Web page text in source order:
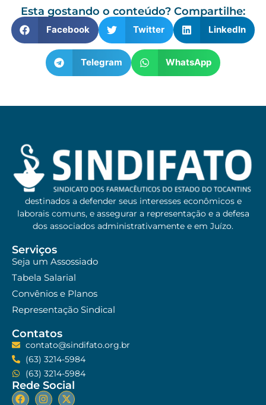
Esta gostando o conteúdo? Compartilhe:
Facebook Twitter LinkedIn
Telegram WhatsApp
destinados a defender seus interesses econômicos e
laborais comuns, e assegurar a representação e a defesa
dos associados administrativamente e em Juízo.
Serviços
Seja um Assossiado
Tabela Salarial
Convênios e Planos
Representação Sindical
Contatos
contato@sindifato.org.br
(63) 3214-5984
(63) 3214-5984
Rede Social